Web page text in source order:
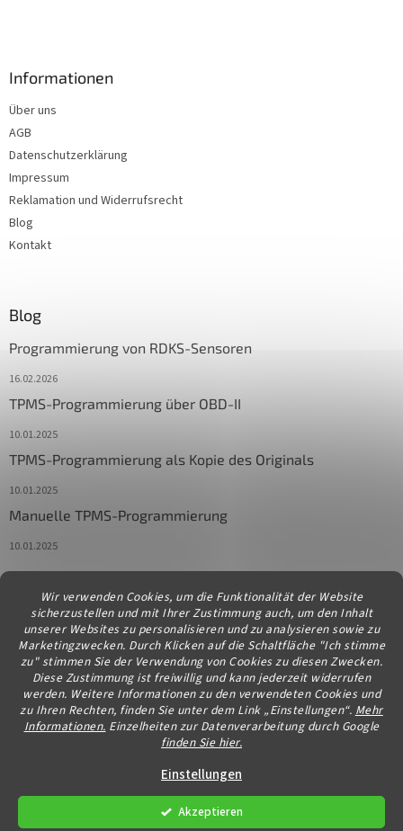
Wir verwenden Cookies, um die Funktionalität der Website
sicherzustellen und mit Ihrer Zustimmung auch, um den Inhalt
unserer Websites zu personalisieren und zu analysieren sowie zu
Marketingzwecken. Durch Klicken auf die Schaltfläche "Ich stimme
zu" stimmen Sie der Verwendung von Cookies zu diesen Zwecken.
Diese Zustimmung ist freiwillig und kann jederzeit widerrufen
werden. Weitere Informationen zu den verwendeten Cookies und
zu Ihren Rechten, finden Sie unter dem Link „Einstellungen“. Mehr
Informationen. Einzelheiten zur Datenverarbeitung durch Google
finden Sie hier.
Einstellungen
Akzeptieren
Informationen
Über uns
AGB
Datenschutzerklärung
Impressum
Reklamation und Widerrufsrecht
Blog
Kontakt
Blog
Programmierung von RDKS-Sensoren
16.02.2026
TPMS-Programmierung über OBD-II
10.01.2025
TPMS-Programmierung als Kopie des Originals
10.01.2025
Manuelle TPMS-Programmierung
10.01.2025
Kontakt
info@diagstore.at
Erstellt von Shoptet
Copyright 2026diagstore.at. Alle Rechte vorbehalten.Cookie-